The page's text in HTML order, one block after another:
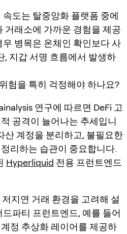
속도는 탈중앙화 플랫폼 중에
거래소에 가까운 경험을 제공
병목은 온체인 확인보다 사
, 지갑 서명 흐름에서 발생하
험을 특히 걱정해야 하나요?
연구에 따르면 DeFi 고
공격이 늘어나는 추세입니
산 계정을 분리하고, 불필요한
리하는 습관이 중요합니다.
Hyperliquid 전용 프런트엔드
지연 거래 환경을 고려해 설
파티 프런트엔드, 예를 들어
정 추상화 레이어를 제공하